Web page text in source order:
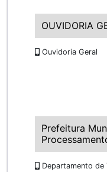
OUVIDORIA
Ouvidoria Geral
Prefeitura
Departamento de